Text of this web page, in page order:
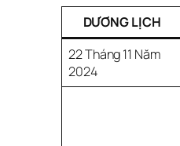
DƯƠNG LỊCH
22 Tháng 11 Năm
2024